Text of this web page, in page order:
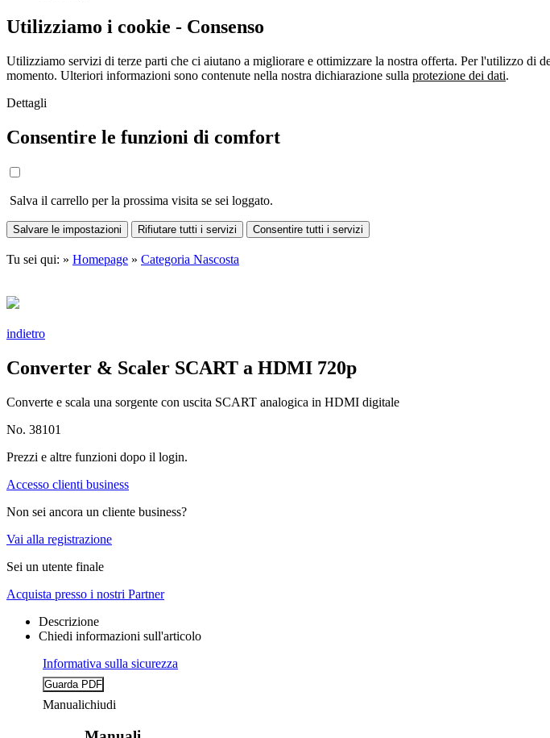
Utilizziamo i cookie - Consenso
Utilizziamo servizi di terze parti che ci aiutano a migliorare e ottimizzare la nostra offerta. Per l'utilizzo di
momento. Ulteriori informazioni sono contenute nella nostra dichiarazione sulla protezione dei dati.
Dettagli
Consentire le funzioni di comfort
Salva il carrello per la prossima visita se sei loggato.
Salvare le impostazioni Rifiutare tutti i servizi Consentire tutti i servizi
Tu sei qui: » Homepage » Categoria Nascosta
indietro
Converter & Scaler SCART a HDMI 720p
Converte e scala una sorgente con uscita SCART analogica in HDMI digitale
No. 38101
Prezzi e altre funzioni dopo il login.
Accesso clienti business
Non sei ancora un cliente business?
Vai alla registrazione
Sei un utente finale
Acquista presso i nostri Partner
Descrizione
Chiedi informazioni sull'articolo
Informativa sulla sicurezza
Manualichiudi